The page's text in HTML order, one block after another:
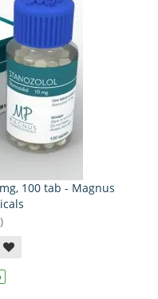
100 tab - Magnus